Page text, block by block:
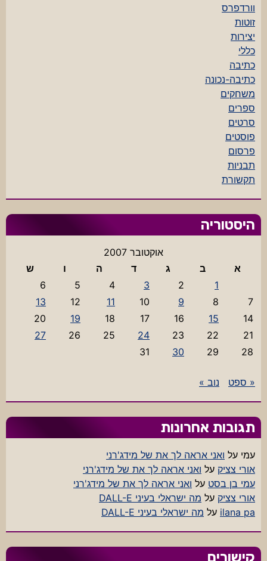
וורדפרס
זוטות
יצירות
כללי
כתיבה
כתיבה-נכונה
משחקים
ספרים
סרטים
פוסטים
פרסום
תבניות
תקשורת
היסטוריה
אוקטובר 2007
א
ב ג ד ה ו
ש
1
2
3
4
5
6
7
8
9
10
11
12
13
14
15
16
17
18
19
20
21
22
23
24
25
26
27
28
29
30
31
« ספט נוב »
תגובות אחרונות
עמי על ואני אראה לך את של מידג'רני
אורי צציק על ואני אראה לך את של מידג'רני
עמי בן בסט על ואני אראה לך את של מידג'רני
אורי צציק על מה ישראלי בעיני DALL-E
ilana pa על מה ישראלי בעיני DALL-E
קישורים